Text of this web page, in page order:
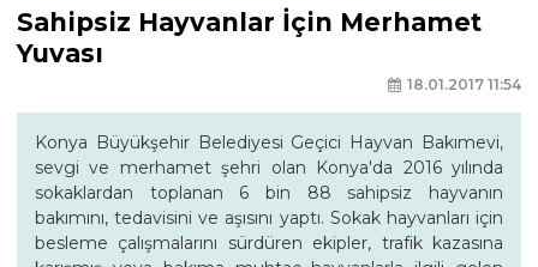
Sahipsiz Hayvanlar İçin Merhamet
Yuvası
18.01.2017 11:54
Konya Büyükşehir Belediyesi Geçici Hayvan Bakımevi,
sevgi ve merhamet şehri olan Konya'da 2016 yılında
sokaklardan toplanan 6 bin 88 sahipsiz hayvanın
bakımını, tedavisini ve aşısını yaptı. Sokak hayvanları için
besleme çalışmalarını sürdüren ekipler, trafik kazasına